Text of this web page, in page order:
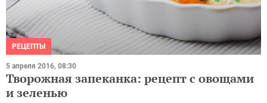
РЕЦЕПТЫ
5 апреля 2016, 08:30
Творожная запеканка: рецепт с овощами
и зеленью